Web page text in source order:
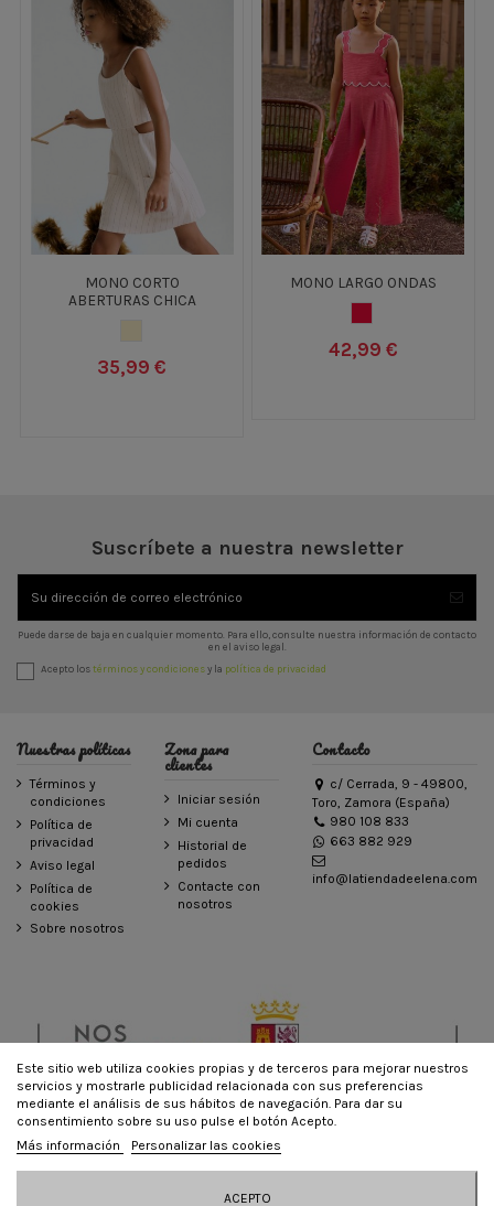
MONO CORTO
ABERTURAS CHICA
35,99 €
MONO LARGO ONDAS
42,99 €
Suscríbete a nuestra newsletter
Puede darse de baja en cualquier momento. Para ello, consulte nuestra información de contacto
en el aviso legal.
Acepto lostérminos y condicionesy la política de privacidad
Nuestras políticas
Términos y
condiciones
Política de
privacidad
Aviso legal
Política de
cookies
Sobre nosotros
Zona para
clientes
Iniciar sesión
Mi cuenta
Historial de
pedidos
Contacte con
nosotros
Contacto
c/ Cerrada, 9 - 49800,
Toro, Zamora (España)
980 108 833
663 882 929
info@latiendadeelena.com
Este sitio web utiliza cookies propias y de terceros para mejorar nuestros
servicios y mostrarle publicidad relacionada con sus preferencias
mediante el análisis de sus hábitos de navegación. Para dar su
consentimiento sobre su uso pulse el botón Acepto.
Más información
Personalizar las cookies
ACEPTO
© LA TIENDA DE ELENA - Todos los derechos reservados - Powered by
bytefactory